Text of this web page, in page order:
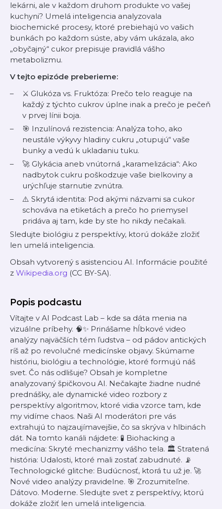
lekárni, ale v každom druhom produkte vo vašej
kuchyni? Umelá inteligencia analyzovala
biochemické procesy, ktoré prebiehajú vo vašich
bunkách po každom súste, aby vám ukázala, ako
„obyčajný“ cukor prepisuje pravidlá vášho
metabolizmu.
V tejto epizóde preberieme:
⚔️ Glukóza vs. Fruktóza: Prečo telo reaguje na
každý z týchto cukrov úplne inak a prečo je pečeň
v prvej línii boja.
🎯 Inzulínová rezistencia: Analýza toho, ako
neustále výkyvy hladiny cukru „otupujú“ vaše
bunky a vedú k ukladaniu tuku.
🚀 Glykácia aneb vnútorná „karamelizácia“: Ako
nadbytok cukru poškodzuje vaše bielkoviny a
urýchľuje starnutie zvnútra.
⚠️ Skrytá identita: Pod akými názvami sa cukor
schováva na etiketách a prečo ho priemysel
pridáva aj tam, kde by ste ho nikdy nečakali.
Sledujte biológiu z perspektívy, ktorú dokáže zložiť
len umelá inteligencia.
Obsah vytvorený s asistenciou AI. Informácie použité
z Wikipedia.org (CC BY-SA).
Popis podcastu
Vítajte v AI Podcast Lab – kde sa dáta menia na
vizuálne príbehy. 🧠✨ Prinášame hĺbkové video
analýzy najväčších tém ľudstva – od pádov antických
ríš až po revolučné medicínske objavy. Skúmame
históriu, biológiu a technológie, ktoré formujú náš
svet. Čo nás odlišuje? Obsah je kompletne
analyzovaný špičkovou AI. Nečakajte žiadne nudné
prednášky, ale dynamické video rozbory z
perspektívy algoritmov, ktoré vidia vzorce tam, kde
my vidíme chaos. Naši AI moderátori pre vás
extrahujú to najzaujímavejšie, čo sa skrýva v hlbinách
dát. Na tomto kanáli nájdete: 🧪 Biohacking a
medicína: Skryté mechanizmy vášho tela. 🏛️ Stratená
história: Udalosti, ktoré mali zostať zabudnuté. 📡
Technologické glitche: Budúcnosť, ktorá tu už je. 🚀
Nové video analýzy pravidelne. 🎯 Zrozumiteľne.
Dátovo. Moderne. Sledujte svet z perspektívy, ktorú
dokáže zložiť len umelá inteligencia.